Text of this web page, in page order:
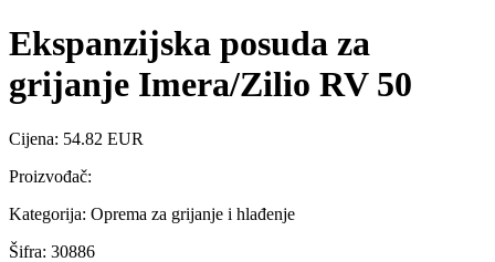
Ekspanzijska posuda za
grijanje Imera/Zilio RV 50
Cijena: 54.82 EUR
Proizvođač:
Kategorija: Oprema za grijanje i hlađenje
Šifra: 30886